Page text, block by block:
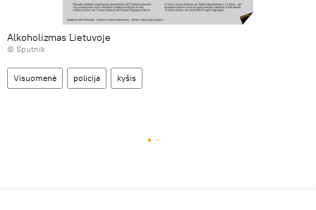
Alkoholizmas Lietuvoje
© Sputnik
Visuomenė policija kyšis